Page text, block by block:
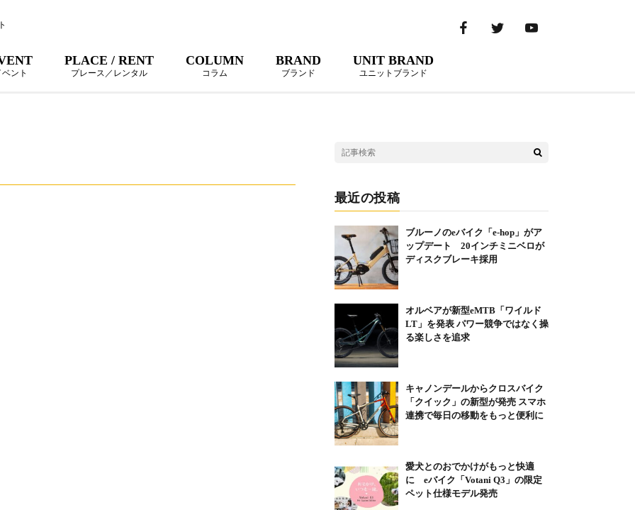
ベント
PLACE / RENT
プレース／レンタル
COLUMN
コラム
BRAND
ブランド
UNIT BRAND
ユニットブランド
最近の投稿
ブルーノのeバイク「e-hop」がア
ップデート 20インチミニベロが
ディスクブレーキ採用
オルベアが新型eMTB「ワイルド
LT」を発表 パワー競争ではなく操
る楽しさを追求
キャノンデールからクロスバイク
「クイック」の新型が発売 スマホ
連携で毎日の移動をもっと便利に
愛犬とのおでかけがもっと快適
に eバイク「Votani Q3」の限定
ペット仕様モデル発売